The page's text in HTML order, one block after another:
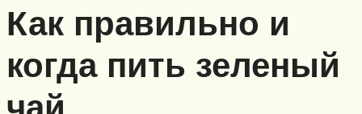
Как правильно и
когда пить зеленый